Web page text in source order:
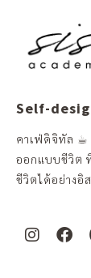
Self-
คาเฟ่ดิจิทัล
ออกแบบชีวิต
ชีวิตได้อย่างอิ